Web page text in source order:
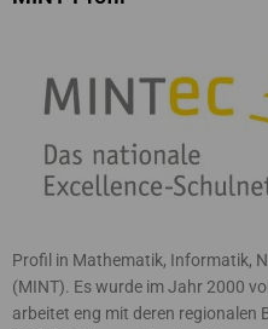
Profil in Mathematik, Informatik,
(MINT). Es wurde im Jahr 2000
arbeitet eng mit deren regionalen